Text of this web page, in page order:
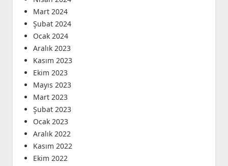
Mart 2024
Şubat 2024
Ocak 2024
Aralık 2023
Kasım 2023
Ekim 2023
Mayıs 2023
Mart 2023
Şubat 2023
Ocak 2023
Aralık 2022
Kasım 2022
Ekim 2022